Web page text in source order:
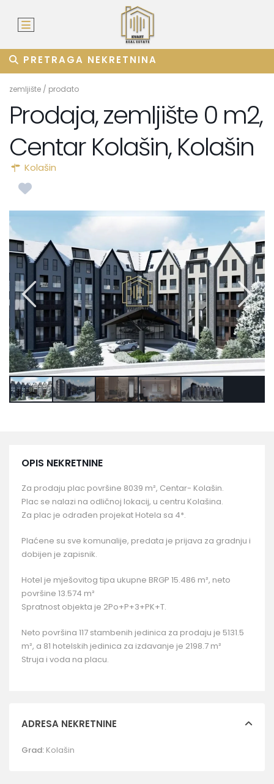
PRETRAGA NEKRETNINA
zemljište / prodato
Prodaja, zemljište 0 m2,
Centar Kolašin, Kolašin
Kolašin
OPIS NEKRETNINE
Za prodaju plac površine 8039 m², Centar- Kolašin.
Plac se nalazi na odličnoj lokacij, u centru Kolašina.
Za plac je odrađen projekat Hotela sa 4*.
Plaćene su sve komunalije, predata je prijava za gradnju i
dobijen je zapisnik.
Hotel je mješovitog tipa ukupne BRGP 15.486 m², neto
površine 13.574 m²
Spratnost objekta je 2Po+P+3+PK+T.
Neto površina 117 stambenih jedinica za prodaju je 5131.5
m², a 81 hotelskih jedinica za izdavanje je 2198.7 m²
Struja i voda na placu.
ADRESA NEKRETNINE
Grad: Kolašin